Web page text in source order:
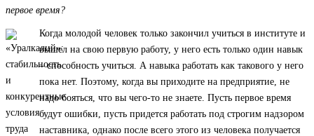
первое время?
Когда молодой человек только закончил учиться в институте и
вышел на свою первую работу, у него есть только один навык
– способность учиться. А навыка работать как такового у него
пока нет. Поэтому, когда вы приходите на предприятие, не
надо бояться, что вы чего-то не знаете. Пусть первое время
будут ошибки, пусть придется работать под строгим надзором
наставника, однако после всего этого из человека получается